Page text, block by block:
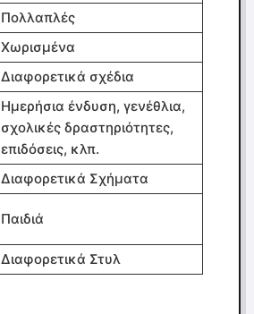
Πολλαπλές
Χωρισμένα
Διαφορετικά σχέδια
Ημερήσια ένδυση, γενέθλια,
σχολικές δραστηριότητες,
επιδόσεις, κλπ.
Διαφορετικά Σχήματα
Παιδιά
Διαφορετικά Στυλ